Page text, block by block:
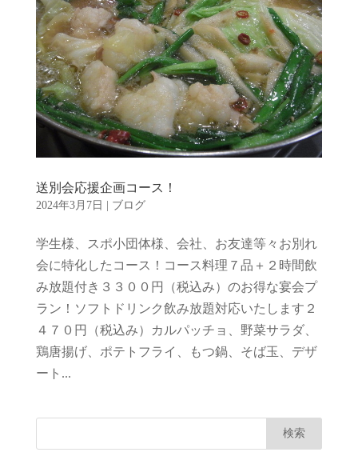
送別会応援企画コース！
2024年3月7日 ブログ
学生様、スポ小団体様、会社、お友達等々お別れ
会に特化したコース！コース料理７品＋２時間飲
み放題付き３３００円（税込み）のお得な宴会プ
ラン！ソフトドリンク飲み放題対応いたします２
４７０円（税込み）カルパッチョ、野菜サラダ、
鶏唐揚げ、ポテトフライ、もつ鍋、そば玉、デザ
ート...